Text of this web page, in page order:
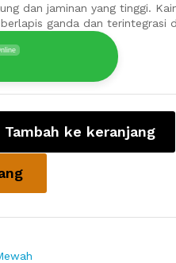
dan jaminan yang tinggi.
ganda dan terintegrasi
Tambah ke keranjang